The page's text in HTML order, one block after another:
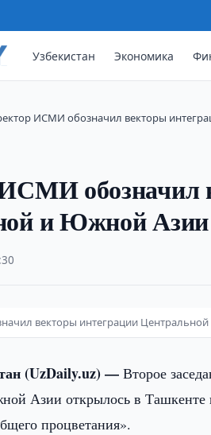
Узбекистан Экономика
ИСМИ обозначил векторы
обозначил
и Южной Азии
векторы интеграции
(UzDaily.uz) —Второе
Азии открылось в Ташкенте
процветания».